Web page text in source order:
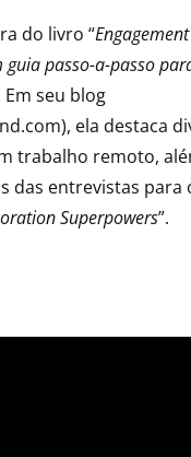
do livro “Engagement
passo-a-passo
Em seu blog
ela destaca
trabalho remoto,
das entrevistas para
Superpowers”.